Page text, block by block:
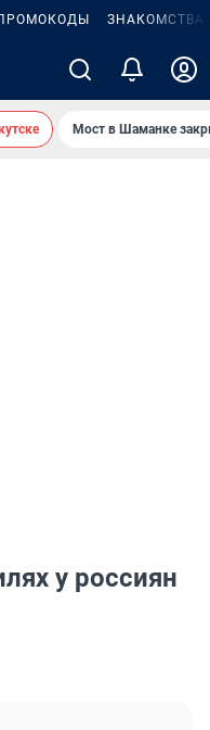
ЗНАКОМСТВА
Мост в Шаманке
у россиян